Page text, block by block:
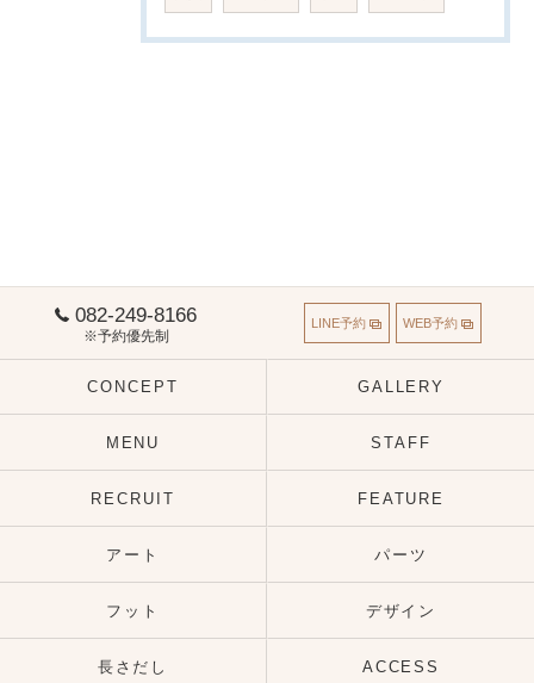
082-249-8166
※予約優先制
LINE予約 WEB予約
CONCEPT GALLERY
MENU STAFF
RECRUIT FEATURE
アート パーツ
フット デザイン
長さだし ACCESS